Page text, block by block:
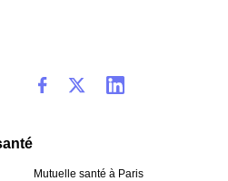
Mutuelle santé à Paris